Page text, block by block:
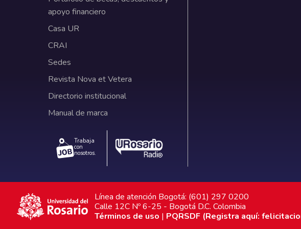
apoyo financiero
Casa UR
CRAI
Sedes
Revista Nova et Vetera
Directorio institucional
Manual de marca
Trabaja
con
nosotros.
Línea de atención Bogotá: (601) 297 0200
Calle 12C Nº 6-25 - Bogotá D.C. Colombia
Términos de uso | PQRSDF (Registra aquí: